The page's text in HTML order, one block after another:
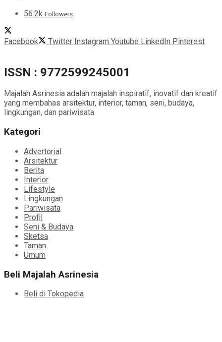
56.2k Followers
Facebook Twitter Instagram Youtube LinkedIn Pinterest
ISSN : 9772599245001
Majalah Asrinesia adalah majalah inspiratif, inovatif dan kreatif
yang membahas arsitektur, interior, taman, seni, budaya,
lingkungan, dan pariwisata
Kategori
Advertorial
Arsitektur
Berita
Interior
Lifestyle
Lingkungan
Pariwisata
Profil
Seni & Budaya
Sketsa
Taman
Umum
Beli Majalah Asrinesia
Beli di Tokopedia